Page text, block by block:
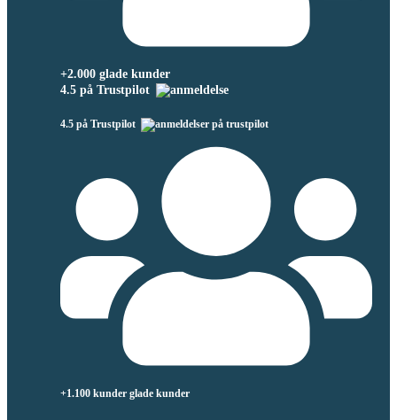
+2.000 glade kunder
4.5 på Trustpilot
4.5 på Trustpilot
+1.100 kunder glade kunder